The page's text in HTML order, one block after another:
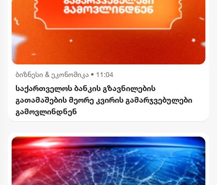
ბიზნესი & ეკონომიკა • 11:04
საქართველოს ბანკის გზავნილების
გათამაშების მეორე კვირის გამარჯვებულები
გამოვლინდნენ